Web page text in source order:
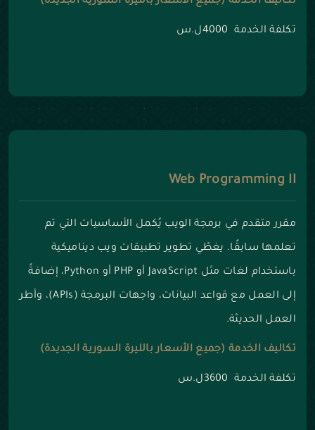
تكلفة الخدمة 4000ل.س
Web Programming II
مقرر متقدم في برمجة الويب يُكمل الأساسيات التي تم
تعلمها سابقًا. يغطّي تطوير تطبيقات ويب ديناميكية
باستخدام لغات مثل JavaScript أو PHP أو Python، إضافةً
إلى العمل مع قواعد البيانات، واجهات البرمجة (APIs)، وأطر
العمل الحديثة.
تكاليف الخدمة (جميع الأسعار بالليرة السورية الجديدة)
تكلفة الخدمة 3600ل.س